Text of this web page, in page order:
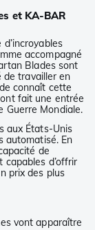
et KA-BAR
accompagné
Blades sont
de travailler en
connaît cette
fait une entrée
Guerre Mondiale.
aux États-Unis
automatisé. En
de
capables d’offrir
prix des plus
vont apparaître